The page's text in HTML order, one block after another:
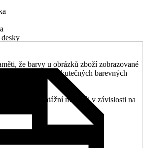
že barvy u obrázků zboží zobrazované
se mohou lišit od skutečných barevných
návod, montážní materiál v závislosti na